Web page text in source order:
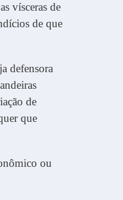
vísceras de
de que
defensora
de
que
ou